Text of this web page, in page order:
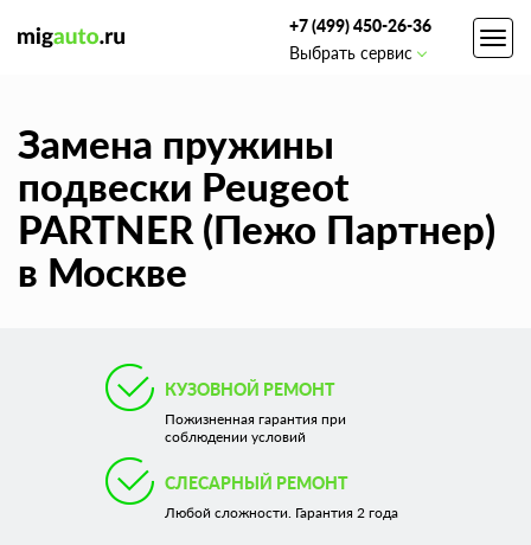
+7 (499) 450-26-36
Выбрать сервис
Замена пружины
подвески Peugeot
PARTNER (Пежо Партнер)
в Москве
КУЗОВНОЙ РЕМОНТ
Пожизненная гарантия при
соблюдении условий
СЛЕСАРНЫЙ РЕМОНТ
Любой сложности. Гарантия 2 года